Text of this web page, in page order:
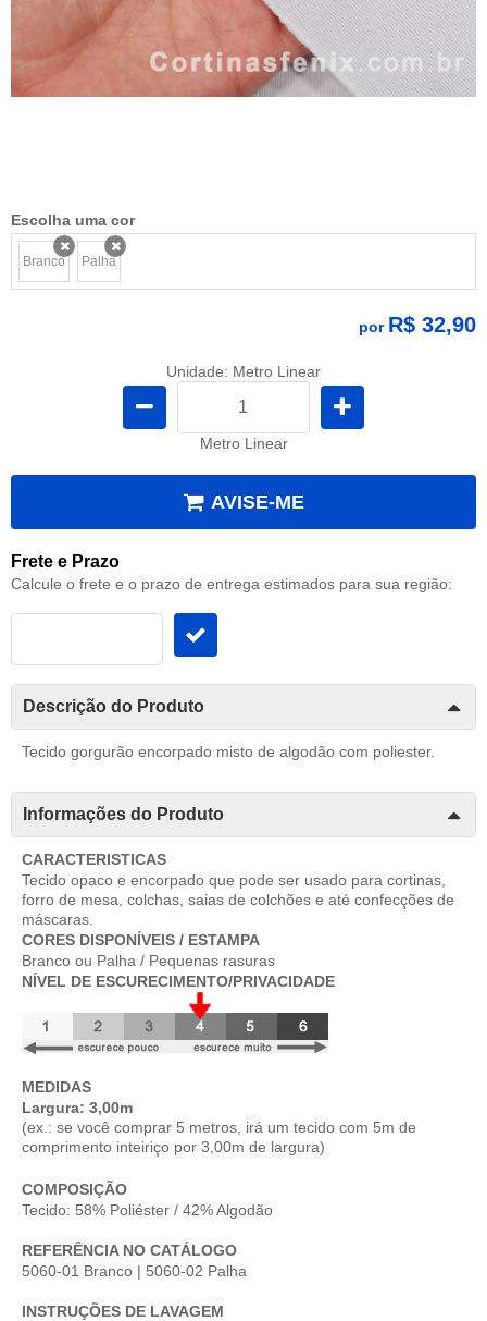
Escolha uma cor
Branco
x Palha
x
por R$ 32,90
Unidade: Metro Linear
Metro Linear
AVISE-ME
Frete e Prazo
Calcule o frete e o prazo de entrega estimados para sua região:
Descrição do Produto
Tecido gorgurão encorpado misto de algodão com poliester.
Informações do Produto
CARACTERISTICAS
Tecido opaco e encorpado que pode ser usado para cortinas,
forro de mesa, colchas, saias de colchões e até confecções de
máscaras.
CORES DISPONÍVEIS / ESTAMPA
Branco ou Palha / Pequenas rasuras
NÍVEL DE ESCURECIMENTO/PRIVACIDADE
MEDIDAS
Largura: 3,00m
(ex.: se você comprar 5 metros, irá um tecido com 5m de
comprimento inteiriço por 3,00m de largura)
COMPOSIÇÃO
Tecido: 58% Poliéster / 42% Algodão
REFERÊNCIA NO CATÁLOGO
5060-01 Branco | 5060-02 Palha
INSTRUÇÕES DE LAVAGEM